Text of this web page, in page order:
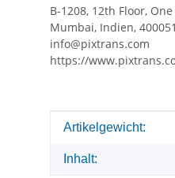
B-1208, 12th Floor,
Mumbai, Indien, 400051
info@pixtrans.com
https://
Produkteigenschaft
Wert
Artikelgewicht:
Inhalt: